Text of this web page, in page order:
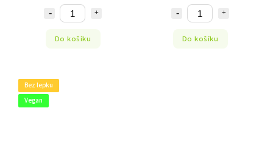
Do košíku Do košíku
Bez lepku
Vegan